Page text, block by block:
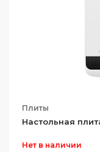
Плиты
Настольная
Нет в наличии